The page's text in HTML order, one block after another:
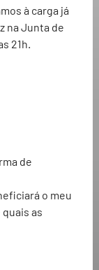
à carga já
na Junta de
21h.
de
o meu
as